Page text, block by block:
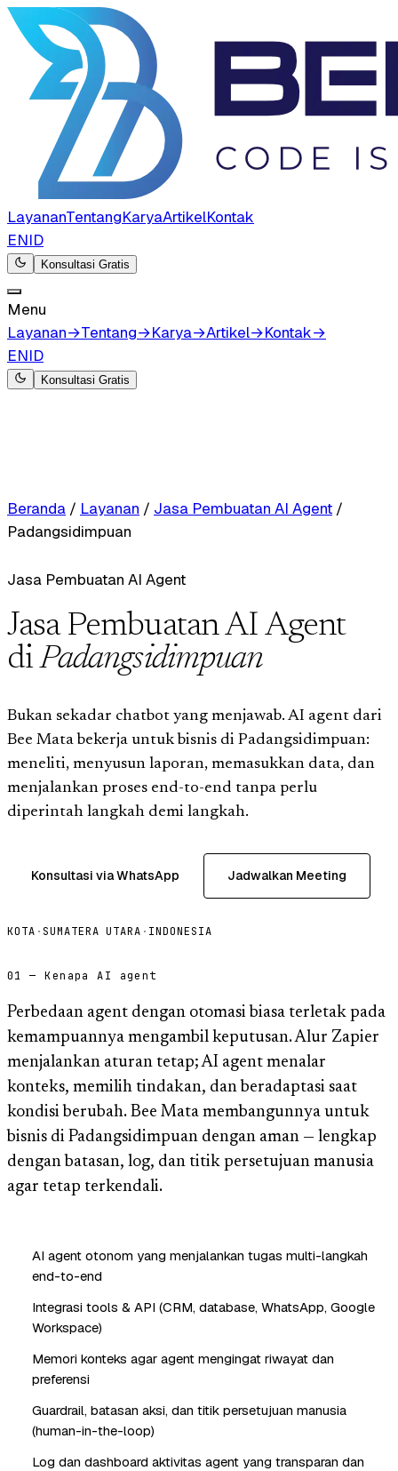
LayananTentangKaryaArtikelKontak
ENID
Konsultasi Gratis
Menu
Layanan→Tentang→Karya→Artikel→Kontak→
ENID
Konsultasi Gratis
Beranda / Layanan / Jasa Pembuatan AI Agent /
Padangsidimpuan
Jasa Pembuatan AI Agent
Jasa Pembuatan AI Agent
diPadangsidimpuan
Bukan sekadar chatbot yang menjawab. AI agent dari
Bee Mata bekerja untuk bisnis di Padangsidimpuan:
meneliti, menyusun laporan, memasukkan data, dan
menjalankan proses end-to-end tanpa perlu
diperintah langkah demi langkah.
Konsultasi via WhatsApp Jadwalkan Meeting
KOTA · SUMATERA UTARA · INDONESIA
01 — Kenapa AI agent
Perbedaan agent dengan otomasi biasa terletak pada
kemampuannya mengambil keputusan. Alur Zapier
menjalankan aturan tetap; AI agent menalar
konteks, memilih tindakan, dan beradaptasi saat
kondisi berubah. Bee Mata membangunnya untuk
bisnis di Padangsidimpuan dengan aman — lengkap
dengan batasan, log, dan titik persetujuan manusia
agar tetap terkendali.
AI agent otonom yang menjalankan tugas multi-langkah
end-to-end
Integrasi tools & API (CRM, database, WhatsApp, Google
Workspace)
Memori konteks agar agent mengingat riwayat dan
preferensi
Guardrail, batasan aksi, dan titik persetujuan manusia
(human-in-the-loop)
Log dan dashboard aktivitas agent yang transparan dan